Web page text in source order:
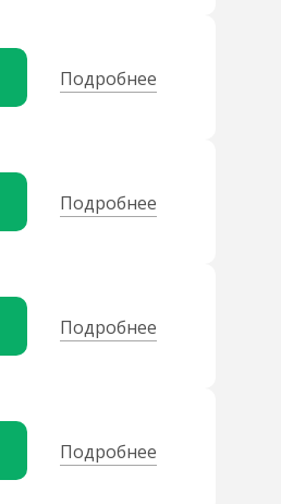
Подробнее
Подробнее
Подробнее
Подробнее